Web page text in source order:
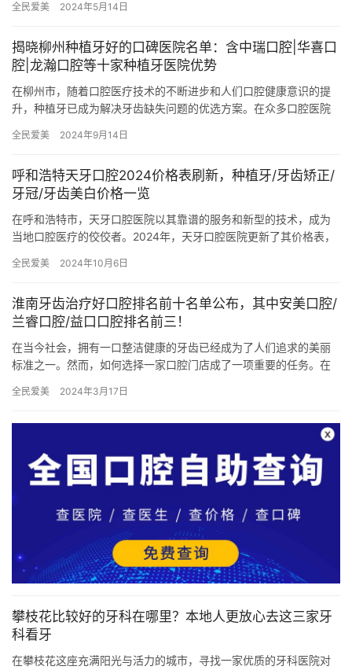
优势，帮…
全民爱美 2024年5月14日
揭晓柳州种植牙好的口碑医院名单：含中瑞口腔|华喜口
腔|龙瀚口腔等十家种植牙医院优势
在柳州市，随着口腔医疗技术的不断进步和人们口腔健康意识的提
升，种植牙已成为解决牙齿缺失问题的优选方案。在众多口腔医院
评。本…
全民爱美 2024年9月14日
呼和浩特天牙口腔2024价格表刷新，种植牙/牙齿矫正/
牙冠/牙齿美白价格一览​
在呼和浩特市，天牙口腔医院以其靠谱的服务和新型的技术，成为
当地口腔医疗的佼佼者。2024年，天牙口腔医院更新了其价格表，
20…
全民爱美 2024年10月6日
淮南牙齿治疗好口腔排名前十名单公布，其中安美口腔/
兰睿口腔/益口口腔排名前三！
在当今社会，拥有一口整洁健康的牙齿已经成为了人们追求的美丽
标准之一。然而，如何选择一家口腔门店成了一项重要的任务。在
呢？今天…
全民爱美 2024年3月17日
攀枝花比较好的牙科在哪里？本地人更放心去这三家牙
科看牙
在攀枝花这座充满阳光与活力的城市，寻找一家优质的牙科医院对